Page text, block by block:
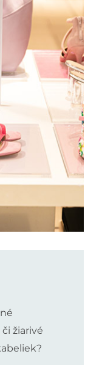
žiarivé